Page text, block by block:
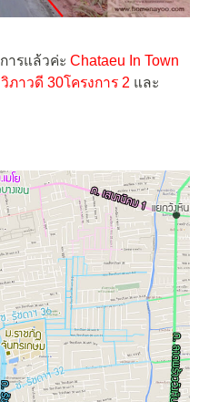
ารแล้วค่ะ Chataeu In Town
ภาวดี 30โครงการ 2 และ